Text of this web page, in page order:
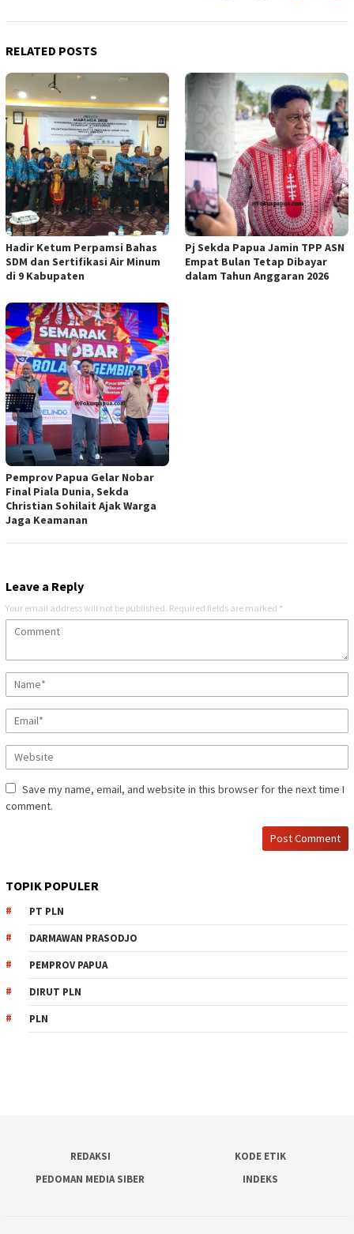
RELATED POSTS
Hadir Ketum Perpamsi Bahas
SDM dan Sertifikasi Air Minum
di 9 Kabupaten
Pj Sekda Papua Jamin TPP ASN
Empat Bulan Tetap Dibayar
dalam Tahun Anggaran 2026
Pemprov Papua Gelar Nobar
Final Piala Dunia, Sekda
Christian Sohilait Ajak Warga
Jaga Keamanan
Leave a Reply
Your email address will not be published. Required fields are marked *
Save my name, email, and website in this browser for the next time I
comment.
TOPIK POPULER
PT PLN
DARMAWAN PRASODJO
PEMPROV PAPUA
DIRUT PLN
PLN
REDAKSI
KODE ETIK
PEDOMAN MEDIA SIBER
INDEKS